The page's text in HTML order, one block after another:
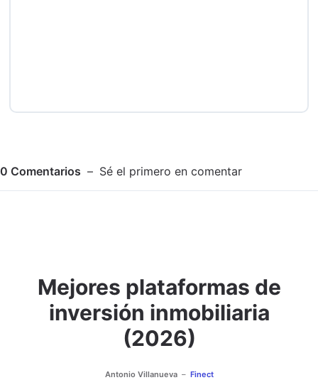
0 Comentarios Sé el primero en comentar
Adjuntar imagen Comentar
Mejores plataformas de
inversión inmobiliaria
(2026)
Antonio Villanueva
Finect